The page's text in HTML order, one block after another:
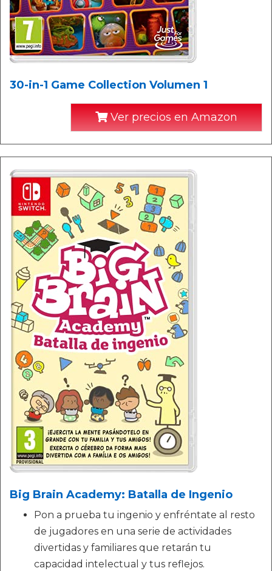
30-in-1 Game Collection Volumen 1
Ver precios en Amazon
Big Brain Academy: Batalla de Ingenio
Pon a prueba tu ingenio y enfréntate al resto
de jugadores en una serie de actividades
divertidas y familiares que retarán tu
capacidad intelectual y tus reflejos.